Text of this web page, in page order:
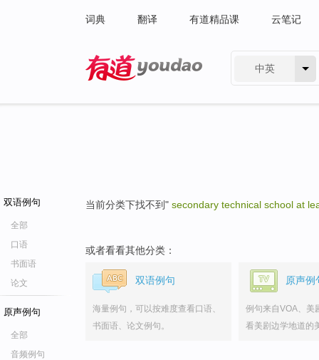
词典 翻译 有道精品课 云笔记
中英
双语例句
全部
口语
书面语
论文
原声例句
全部
音频例句
当前分类下找不到" secondary technical school at
或者看看其他分类：
双语例句
海量例句，可以按难度查看口语、
书面语、论文例句。
原声例
例句来自VOA、美
看美剧边学地道的